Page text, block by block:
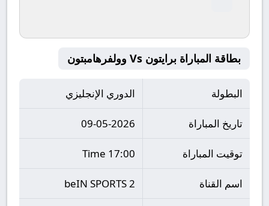
بطاقة المباراة برايتون Vs وولفرهامبتون
البطولة الدوري الإنجليزي
تاريخ المباراة 09-05-2026
توقيت المباراة 17:00 Time
اسم القناة beIN SPORTS 2